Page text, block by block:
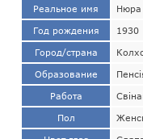
Реальное имя Нюра
Год рождения 1930
Город/страна
Образование
Работа
Пол